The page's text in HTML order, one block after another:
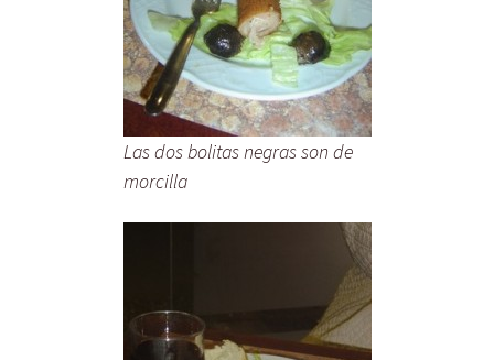
Las dos bolitas negras son de
morcilla